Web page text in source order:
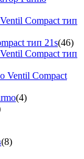
Compact тип
тип 21s(46)
Compact тип
Ventil Compact
(4)
(8)